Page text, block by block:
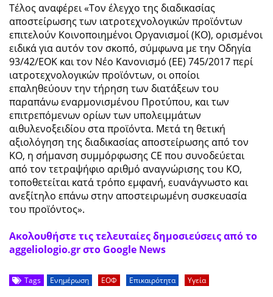
Τέλος αναφέρει «Τον έλεγχο της διαδικασίας
αποστείρωσης των ιατροτεχνολογικών προϊόντων
επιτελούν Κοινοποιημένοι Οργανισμοί (ΚΟ), ορισμένοι
ειδικά για αυτόν τον σκοπό, σύμφωνα με την Οδηγία
93/42/ΕΟΚ και τον Νέο Κανονισμό (ΕΕ) 745/2017 περί
ιατροτεχνολογικών προϊόντων, οι οποίοι
επαληθεύουν την τήρηση των διατάξεων του
παραπάνω εναρμονισμένου Προτύπου, και των
επιτρεπόμενων ορίων των υπολειμμάτων
αιθυλενοξειδίου στα προϊόντα. Μετά τη θετική
αξιολόγηση της διαδικασίας αποστείρωσης από τον
ΚΟ, η σήμανση συμμόρφωσης CE που συνοδεύεται
από τον τετραψήφιο αριθμό αναγνώρισης του ΚΟ,
τοποθετείται κατά τρόπο εμφανή, ευανάγνωστο και
ανεξίτηλο επάνω στην αποστειρωμένη συσκευασία
του προϊόντος».
Ακολουθήστε τις τελευταίες δημοσιεύσεις από το
aggeliologio.gr στο Google News
Tags Ενημέρωση ΕΟΦ Επικαιρότητα Υγεία